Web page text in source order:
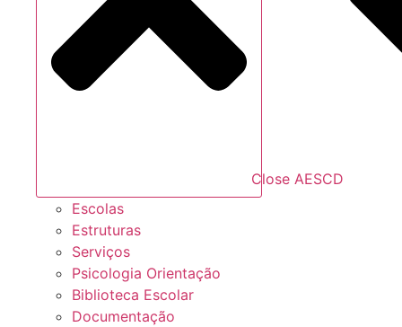
Close AESCD
Escolas
Estruturas
Serviços
Psicologia Orientação
Biblioteca Escolar
Documentação